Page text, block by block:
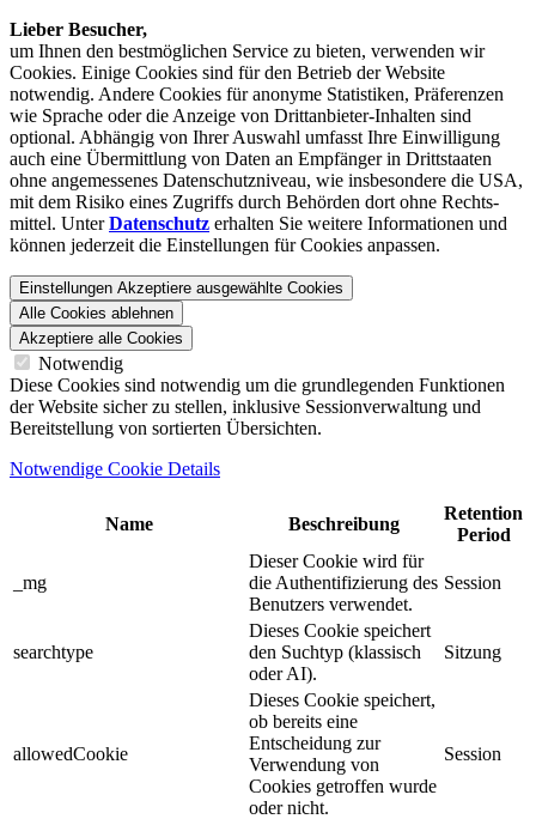
Lieber Besucher,
um Ihnen den best­möglichen Service zu bieten, verwenden wir
Cookies. Einige Cookies sind für den Betrieb der Website
notwendig. Andere Cookies für anonyme Statistiken, Präferenzen
wie Sprache oder die Anzeige von Dritt­anbieter-Inhalten sind
optional. Abhängig von Ihrer Auswahl umfasst Ihre Einwilligung
auch eine Übermittlung von Daten an Empfänger in Drittstaaten
ohne angemessenes Daten­schutz­niveau, wie insbesondere die USA,
mit dem Risiko eines Zugriffs durch Behörden dort ohne Rechts­
mittel. UnterDatenschutz erhalten Sie weitere Informationen und
können jederzeit die Einstellungen für Cookies anpassen.
Einstellungen Akzeptiere ausgewählte Cookies
Alle Cookies ablehnen
Akzeptiere alle Cookies
Notwendig
Diese Cookies sind notwendig um die grundlegenden Funktionen
der Website sicher zu stellen, inklusive Sessionverwaltung und
Bereitstellung von sortierten Übersichten.
Notwendige Cookie Details
Name Beschreibung
Retention
Period
_mg
Dieser Cookie wird für
die Authentifizierung des
Benutzers verwendet.
Session
searchtype
Dieses Cookie speichert
den Suchtyp (klassisch
oder AI).
Sitzung
allowedCookie
Dieses Cookie speichert,
ob bereits eine
Entscheidung zur
Verwendung von
Cookies getroffen wurde
oder nicht.
Session